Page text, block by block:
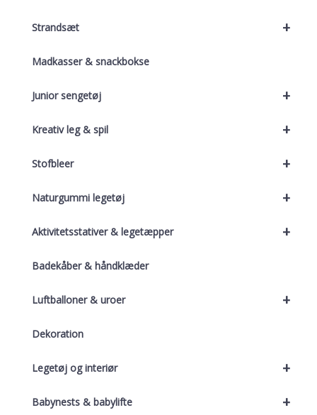
+
Strandsæt
Madkasser & snackbokse
+
Junior sengetøj
+
Kreativ leg & spil
+
Stofbleer
+
Naturgummi legetøj
+
Aktivitetsstativer & legetæpper
Badekåber & håndklæder
+
Luftballoner & uroer
Dekoration
+
Legetøj og interiør
+
Babynests & babylifte